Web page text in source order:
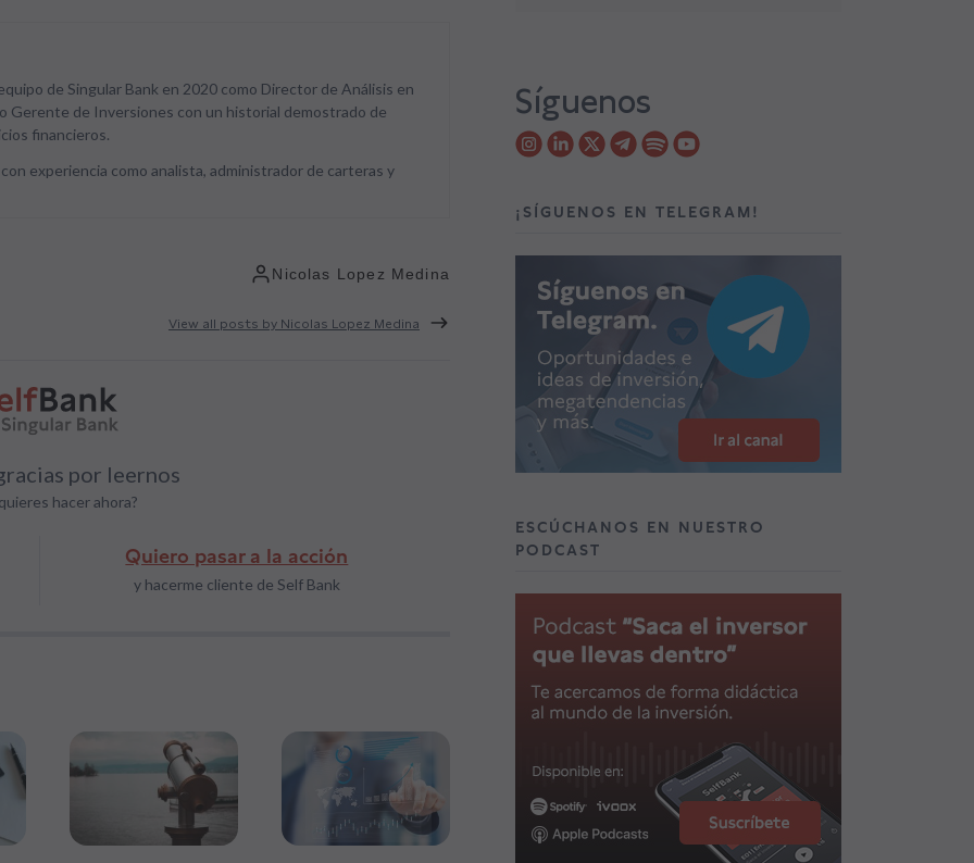
de Singular Bank en 2020 como Director de Análisis en
Gerente de Inversiones con un historial demostrado de
financieros.
experiencia como analista, administrador de carteras y
Nicolas Lopez Medina
View all posts by Nicolas Lopez Medina
por leernos
hacer ahora?
Quiero pasar a la acción
y hacerme cliente de Self Bank
Síguenos
¡SÍGUENOS EN TELEGRAM!
ESCÚCHANOS EN NUESTRO
PODCAST